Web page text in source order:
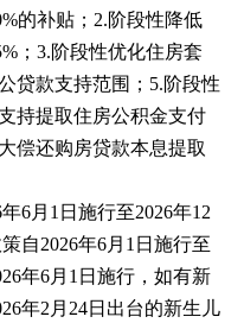
的补贴；2.阶段性降低
；3.阶段性优化住房套
贷款支持范围；5.阶段性
持提取住房公积金支付
偿还购房贷款本息提取
月1日施行至2026年12
自2026年6月1日施行至
年6月1日施行，如有新
年2月24日出台的新生儿